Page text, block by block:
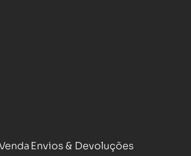
Envios & Devoluções